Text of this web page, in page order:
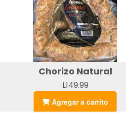
Chorizo Natural
L149.99
Agregar a carrito